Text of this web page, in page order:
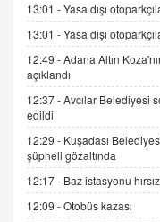
9.12.2025
İNCİ GÜL
06.07.2026
ADEM AKÖL
Esed
Sednaya
11.12.2024
13:01 -Yasa dışı
13:01 -Yasa dışı
12:49 -Adana Altın
açıklandı
12:37 -Avcılar Belediyesi
edildi
12:29 - Kuşadası
şüpheli gözaltında
12:17 - Baz istasyonu
12:09 -Otobüs kazası